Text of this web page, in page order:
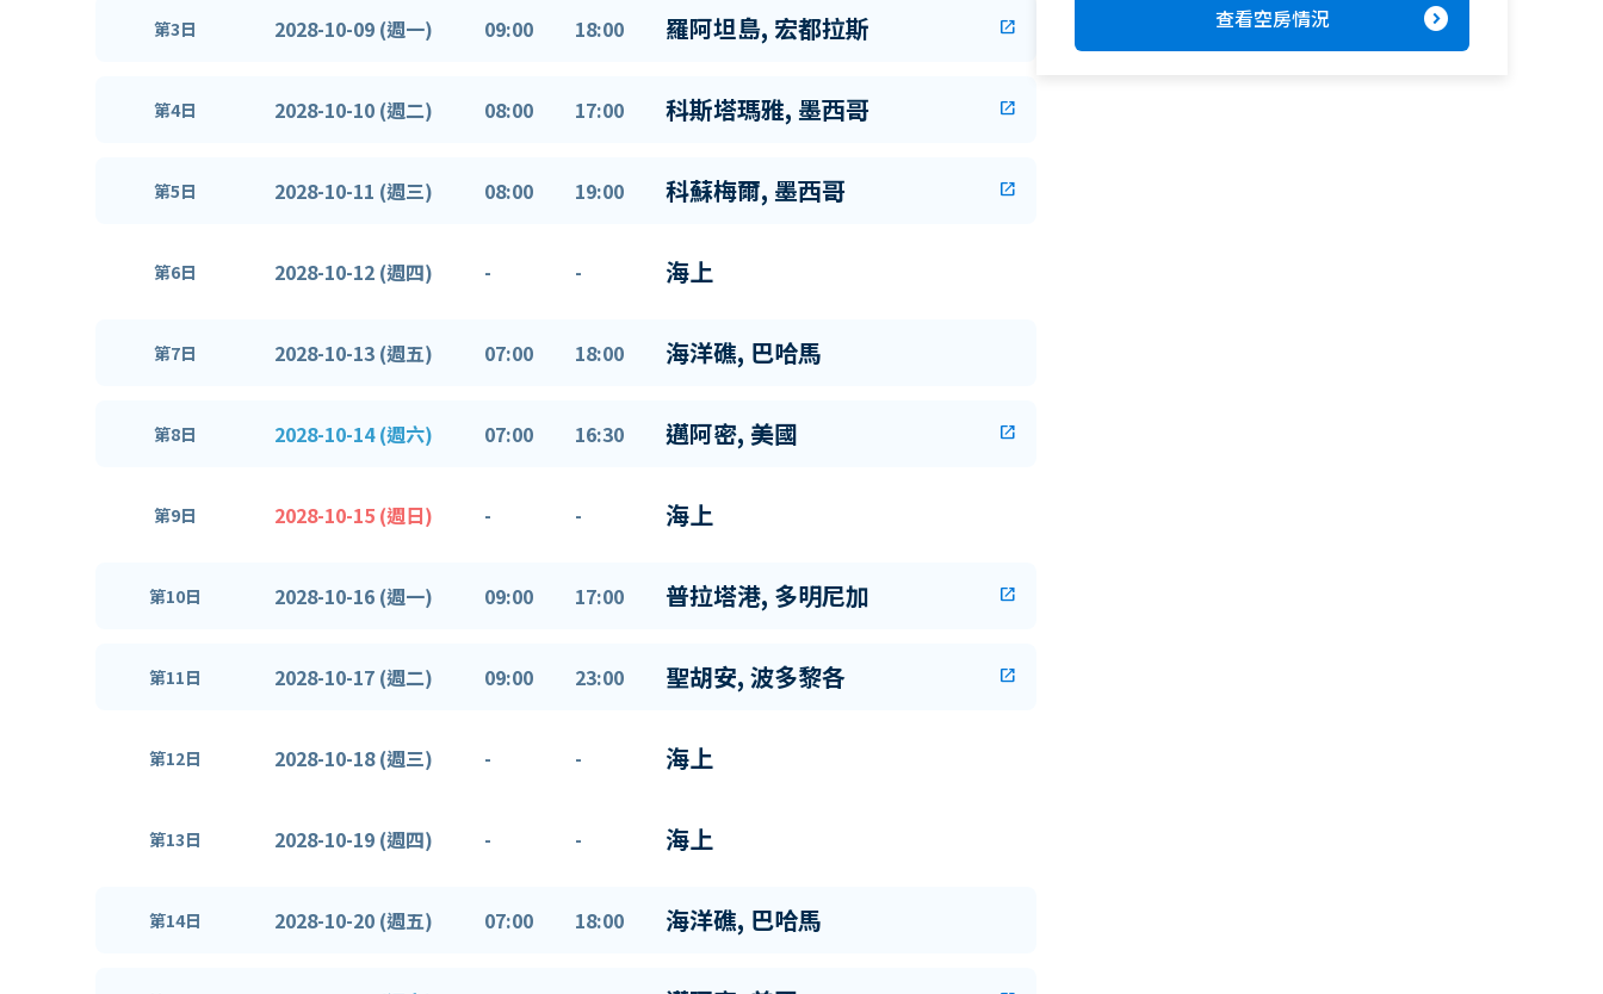
第3日 2028-10-09 (週一) 09:00 18:00 羅阿坦島, 宏都拉斯 open_in_new
第4日 2028-10-10 (週二) 08:00 17:00 科斯塔瑪雅, 墨西哥 open_in_new
第5日 2028-10-11 (週三) 08:00 19:00 科蘇梅爾, 墨西哥 open_in_new
第6日 2028-10-12 (週四) - - 海上
第7日 2028-10-13 (週五) 07:00 18:00 海洋礁, 巴哈馬
第8日 2028-10-14 (週六) 07:00 16:30 邁阿密, 美國 open_in_new
第9日 2028-10-15 (週日) - - 海上
第10日 2028-10-16 (週一) 09:00 17:00 普拉塔港, 多明尼加 open_in_new
第11日 2028-10-17 (週二) 09:00 23:00 聖胡安, 波多黎各 open_in_new
第12日 2028-10-18 (週三) - - 海上
第13日 2028-10-19 (週四) - - 海上
第14日 2028-10-20 (週五) 07:00 18:00 海洋礁, 巴哈馬
查看空房情況 expand_circle_right